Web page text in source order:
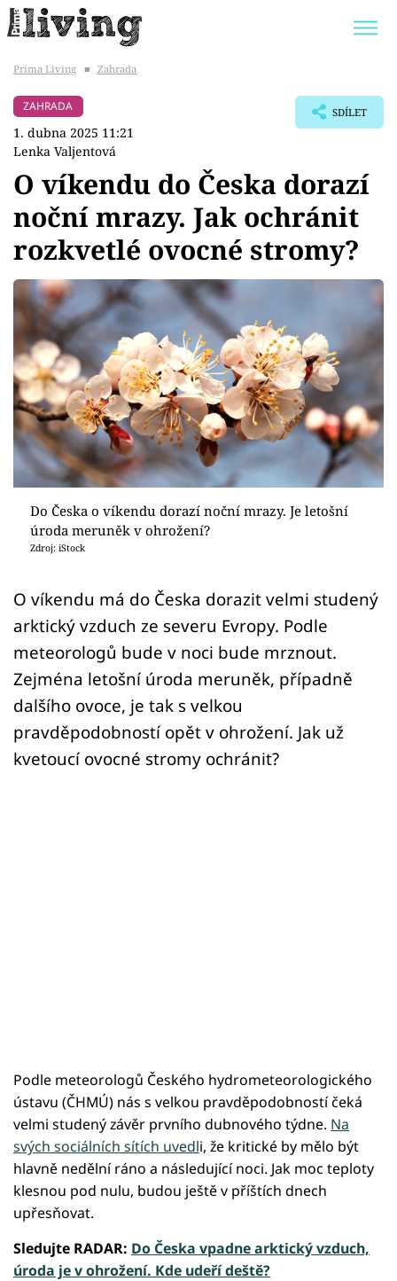
BYDLENÍ SLAVNÝCH
Témata
Bydlení
Zahrada
Design
Sledujte prima+
Přihlášení
Sledujte nás
Prima Living ■ Zahrada
ZAHRADA
1. dubna 2025 11:21
Lenka Valjentová
SDÍLET
O víkendu do Česka dorazí
noční mrazy. Jak ochránit
rozkvetlé ovocné stromy?
Do Česka o víkendu dorazí noční mrazy. Je letošní
úroda meruněk v ohrožení?
Zdroj: iStock
O víkendu má do Česka dorazit velmi studený
arktický vzduch ze severu Evropy. Podle
meteorologů bude v noci bude mrznout.
Zejména letošní úroda meruněk, případně
dalšího ovoce, je tak s velkou
pravděpodobností opět v ohrožení. Jak už
kvetoucí ovocné stromy ochránit?
Podle meteorologů Českého hydrometeorologického
ústavu (ČHMÚ) nás s velkou pravděpodobností čeká
velmi studený závěr prvního dubnového týdne. Na
svých sociálních sítích uvedli, že kritické by mělo být
hlavně nedělní ráno a následující noci. Jak moc teploty
klesnou pod nulu, budou ještě v příštích dnech
upřesňovat.
Sledujte RADAR: Do Česka vpadne arktický vzduch,
úroda je v ohrožení. Kde udeří deště?